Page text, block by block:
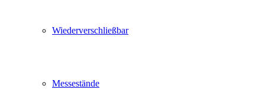
Wiederverschließbar
Messestände